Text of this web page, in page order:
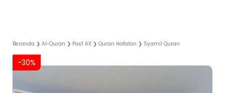
Beranda ❯ Al-Quran ❯ Post All ❯ Quran Hafalan ❯ Syamil Quran
-30%